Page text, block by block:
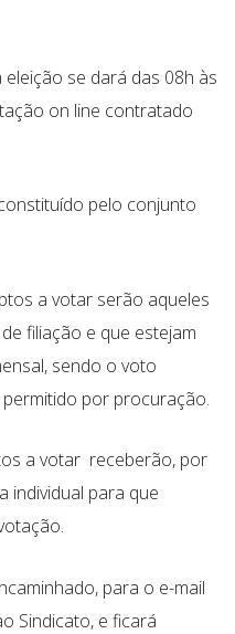
se dará das 08h às
on line contratado
pelo conjunto
a votar serão aqueles
filiação e que estejam
sendo o voto
por procuração.
a votar receberão, por
individual para que
para o e-mail
Sindicato, e ficará